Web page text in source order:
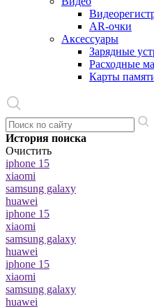
AR-очки
Аксессуары
Зарядные
Расходные
Карты
История поиска
Очистить
iphone 15
xiaomi
samsung galaxy
huawei
iphone 15
xiaomi
samsung galaxy
huawei
iphone 15
xiaomi
samsung galaxy
huawei